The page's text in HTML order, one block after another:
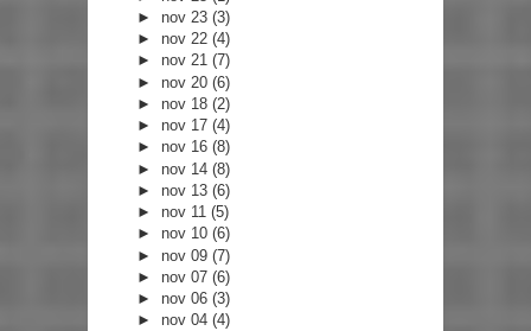
► nov 23(3)
► nov 22(4)
► nov 21(7)
► nov 20(6)
► nov 18(2)
► nov 17(4)
► nov 16(8)
► nov 14(8)
► nov 13(6)
► nov 11(5)
► nov 10(6)
► nov 09(7)
► nov 07(6)
► nov 06(3)
► nov 04(4)